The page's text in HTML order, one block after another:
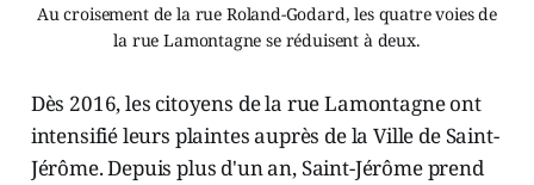
Au croisement de la rue Roland-Godard, les quatre voies de
la rue Lamontagne se réduisent à deux.
Dès 2016, les citoyens de la rue Lamontagne ont
intensifié leurs plaintes auprès de la Ville de Saint-
Jérôme. Depuis plus d'un an, Saint-Jérôme prend